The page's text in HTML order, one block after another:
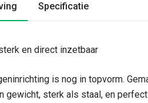
Specificatie
en direct inzetbaar
is nog in topvorm.
gewicht, sterk als staal, en